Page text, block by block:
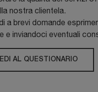
nostra clientela.
a brevi domande
e inviandoci eventuali
AL QUESTIONARIO